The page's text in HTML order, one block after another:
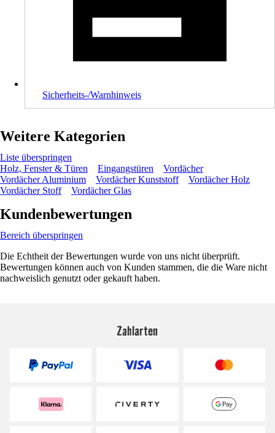
Sicherheits-/Warnhinweis
Weitere Kategorien
Liste überspringen
Holz, Fenster & Türen
Eingangstüren
Vordächer
Vordächer Aluminium
Vordächer Kunststoff
Vordächer Holz
Vordächer Stoff
Vordächer Glas
Kundenbewertungen
Bereich überspringen
Die Echtheit der Bewertungen wurde von uns nicht überprüft.
Bewertungen können auch von Kunden stammen, die die Ware nicht
nachweislich genutzt oder gekauft haben.
Zahlarten